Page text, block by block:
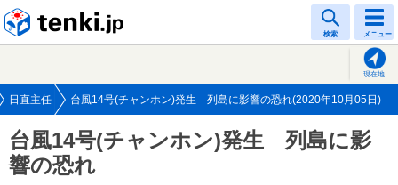
検索 メニュー
現在地
日直主任 台風14号(チャンホン)発生 列島に影響の恐れ(2020年10月05日)
台風14号(チャンホン)発生 列島に影
響の恐れ